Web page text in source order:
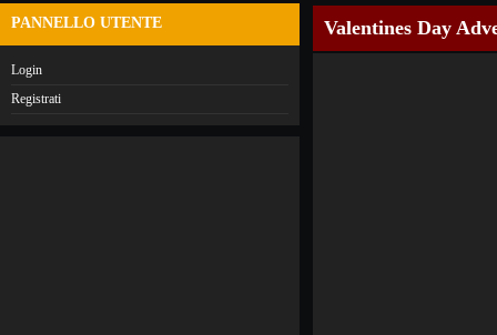
PANNELLO UTENTE
Login
Registrati
Valentines Day